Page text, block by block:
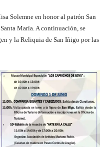
Solemne en honor al patrón San
María. A continuación, se
y la Reliquia de San Iñigo por las